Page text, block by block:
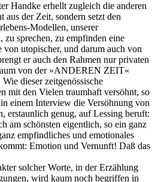
Handke erhellt zugleich die anderen
aus der Zeit, sondern setzt den
Modellen, unserer
zu sprechen, zu empfinden eine
von utopischer, und darum auch von
er auch den Rahmen nur privaten
von der »ANDEREN ZEIT«
dieser zeitgenössische
mit den Vielen traumhaft versöhnt, so
einem Interview die Versöhnung von
erstaunlich genug, auf Lessing beruft:
am schönsten eigentlich, so ein ganz
empfindliches und emotionales
Emotion und Vernunft! Daß das
solcher Worte, in der Erzählung
wird kaum noch begriffen in